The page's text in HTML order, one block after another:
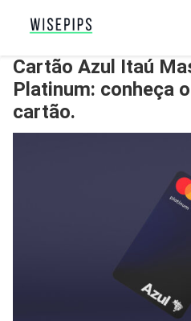
Cartão Azul Itaú
Platinum: conheça
cartão.